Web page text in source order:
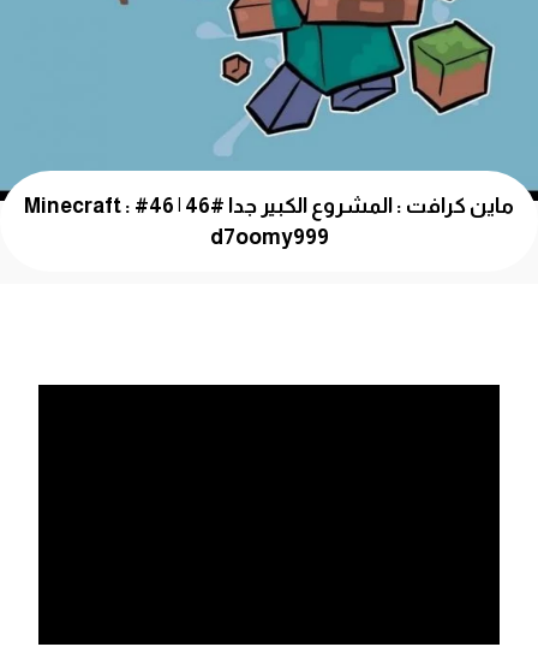
ماين كرافت : المشروع الكبير جدا #46 | 46# Minecraft :
d7oomy999